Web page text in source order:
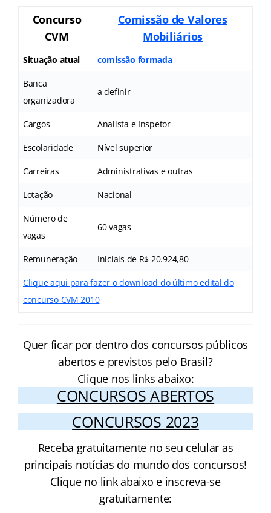
Concurso
CVM
Comissão de Valores
Mobiliários
Situação atual comissão formada
Banca
organizadora
a definir
Cargos Analista e Inspetor
Escolaridade Nível superior
Carreiras Administrativas e outras
Lotação Nacional
Número de
vagas
60 vagas
Remuneração Iniciais de R$ 20.924,80
Clique aqui para fazer o download do último edital do
concurso CVM 2010
Quer ficar por dentro dos concursos públicos
abertos e previstos pelo Brasil?
Clique nos links abaixo:
CONCURSOS ABERTOS
CONCURSOS 2023
Receba gratuitamente no seu celular as
principais notícias do mundo dos concursos!
Clique no link abaixo e inscreva-se
gratuitamente: